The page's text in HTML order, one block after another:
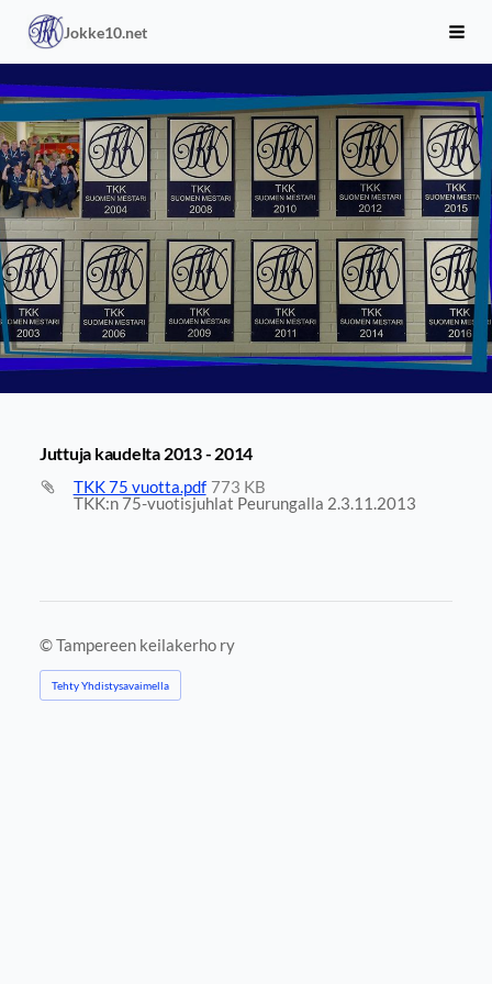
Siirry
sivun
sisältöön
Jokke10.net
Juttuja kaudelta 2013 - 2014
TKK 75 vuotta.pdf 773 KB
TKK:n 75-vuotisjuhlat Peurungalla 2.3.11.2013
©Tampereen keilakerho ry
Tehty Yhdistysavaimella